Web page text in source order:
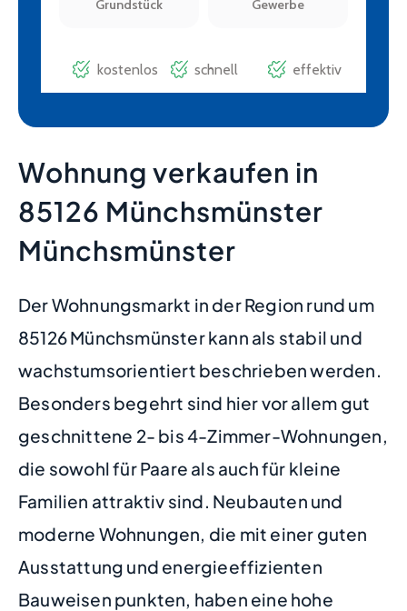
Wohnung verkaufen in
85126 Münchsmünster
Münchsmünster
Der Wohnungsmarkt in der Region rund um
85126 Münchsmünster kann als stabil und
wachstumsorientiert beschrieben werden.
Besonders begehrt sind hier vor allem gut
geschnittene 2- bis 4-Zimmer-Wohnungen,
die sowohl für Paare als auch für kleine
Familien attraktiv sind. Neubauten und
moderne Wohnungen, die mit einer guten
Ausstattung und energieeffizienten
Bauweisen punkten, haben eine hohe